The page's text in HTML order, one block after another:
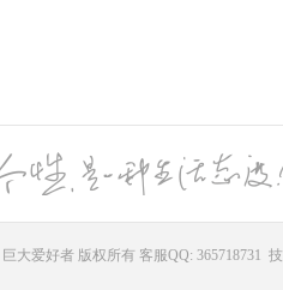
巨大爱好者版权所有 客服QQ: 365718731